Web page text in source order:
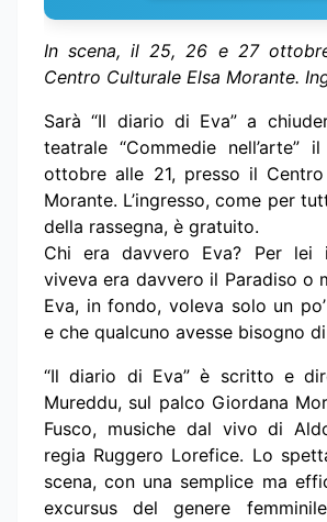
In scena, il 25, 26 e 27
Centro Culturale Elsa Morante.
Sarà “Il diario di Eva” a
teatrale “Commedie
ottobre alle 21, presso il
Morante. L’ingresso, come per
della rassegna, è gratuito.
Chi era davvero Eva? Per lei
viveva era davvero il Paradiso o
Eva, in fondo, voleva solo un
e che qualcuno avesse bisogno di
“Il diario di Eva” è scritto e
Mureddu, sul palco Giordana
Fusco, musiche dal vivo di
regia Ruggero Lorefice. Lo
scena, con una semplice ma
excursus del genere